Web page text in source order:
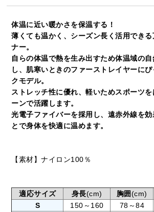
体温に近い暖かさを保温する！
薄くても温かく、シーズン長く活用でき
ナー。
自らの体温で熱を生み出すため体温域の
し、肌寒いときのファーストレイヤーに
クモデル。
ストレッチ性に優れ、軽いためスポーツ
ーンで活躍します。
光電子ファイバーを採用し、遠赤外線を効
とで身体を快適に温めます。
【素材】ナイロン100％
適応サイズ 身長(cm) 胸囲(cm)
S
150～160 78～84